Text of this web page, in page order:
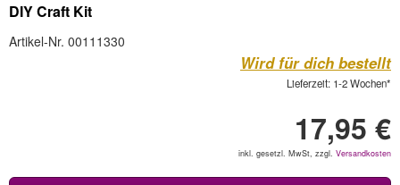
DIY Craft Kit
Artikel-Nr. 00111330
Wird für dich bestellt
Lieferzeit: 1-2 Wochen*
17,95 €
inkl. gesetzl. MwSt, zzgl. Versandkosten